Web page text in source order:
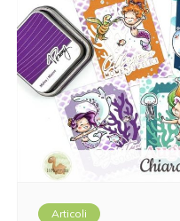
a
r
t
Articoli